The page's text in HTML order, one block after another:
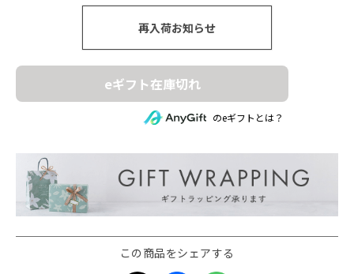
再入荷お知らせ
eギフト在庫切れ
のeギフトとは？
この商品をシェアする